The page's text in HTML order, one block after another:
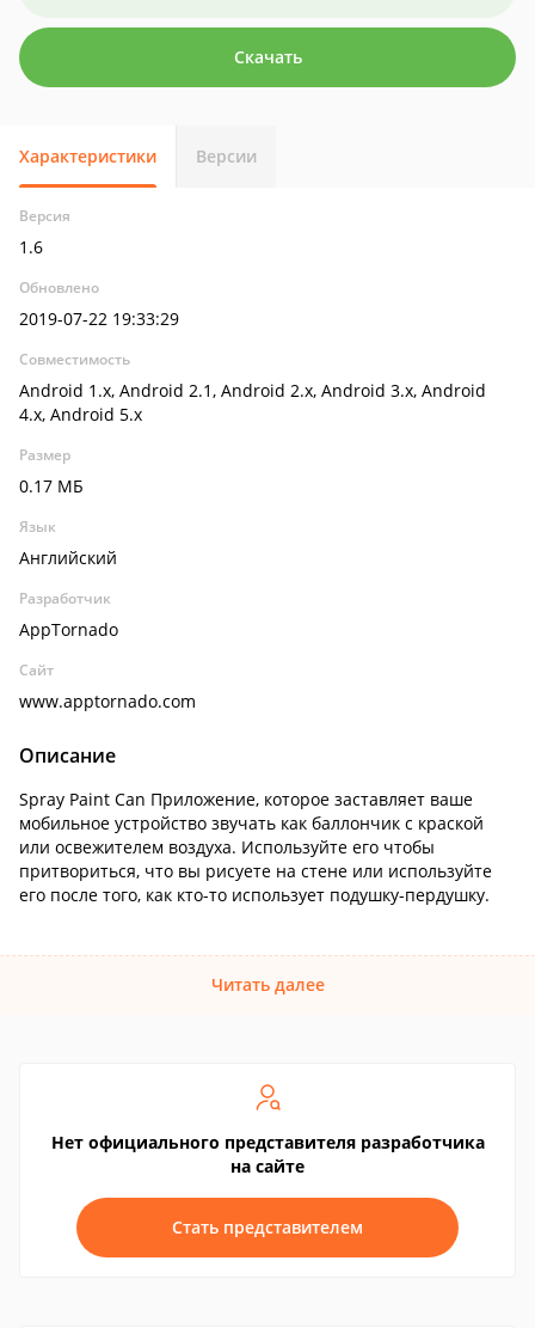
Скачать
Характеристики Версии
Версия
1.6
Обновлено
2019-07-22 19:33:29
Совместимость
Android 1.x, Android 2.1, Android 2.x, Android 3.x, Android
4.x, Android 5.x
Размер
0.17 МБ
Язык
Английский
Разработчик
AppTornado
Сайт
www.apptornado.com
Описание
Spray Paint Can Приложение, которое заставляет ваше
мобильное устройство звучать как баллончик с краской
или освежителем воздуха. Используйте его чтобы
притвориться, что вы рисуете на стене или используйте
его после того, как кто-то использует подушку-пердушку.
Читать далее
Нет официального представителя разработчика
на сайте
Стать представителем